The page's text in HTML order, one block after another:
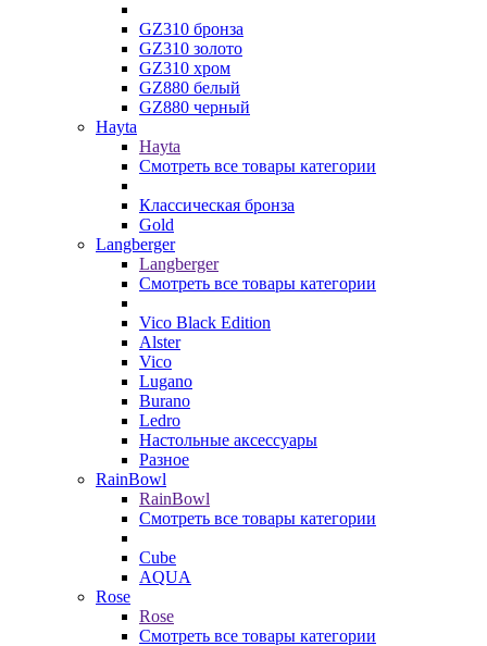
GZ310 бронза
GZ310 золото
GZ310 хром
GZ880 белый
GZ880 черный
Hayta
Hayta
Смотреть все товары категории
Классическая бронза
Gold
Langberger
Langberger
Смотреть все товары категории
Vico Black Edition
Alster
Vico
Lugano
Burano
Ledro
Настольные аксессуары
Разное
RainBowl
RainBowl
Смотреть все товары категории
Cube
AQUA
Rose
Rose
Смотреть все товары категории